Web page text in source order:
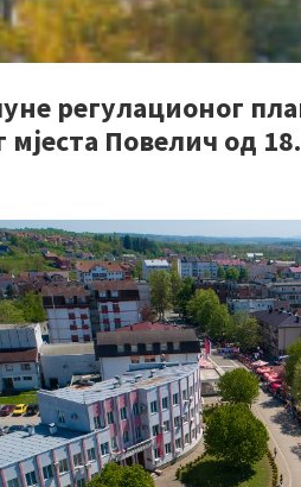
регулационог
мјеста Повелич од